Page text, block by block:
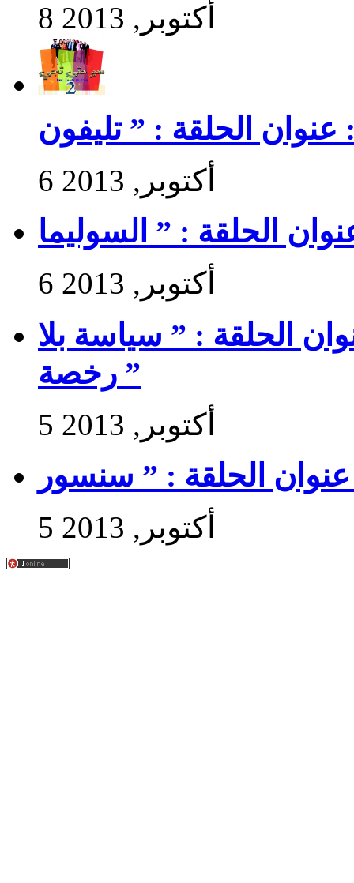
8 أكتوبر, 2013
6 أكتوبر, 2013
6 أكتوبر, 2013
سير حتى تجي 2 : عنوان الحلقة : ” سياسة بلا
رخصة ”
5 أكتوبر, 2013
5 أكتوبر, 2013